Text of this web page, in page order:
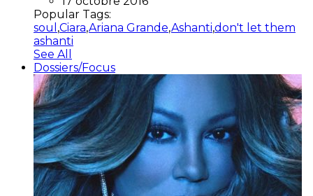
Popular Tags:
soul ,Ciara,Ariana Grande,Ashanti,don't let them
ashanti
See All
Dossiers/Focus